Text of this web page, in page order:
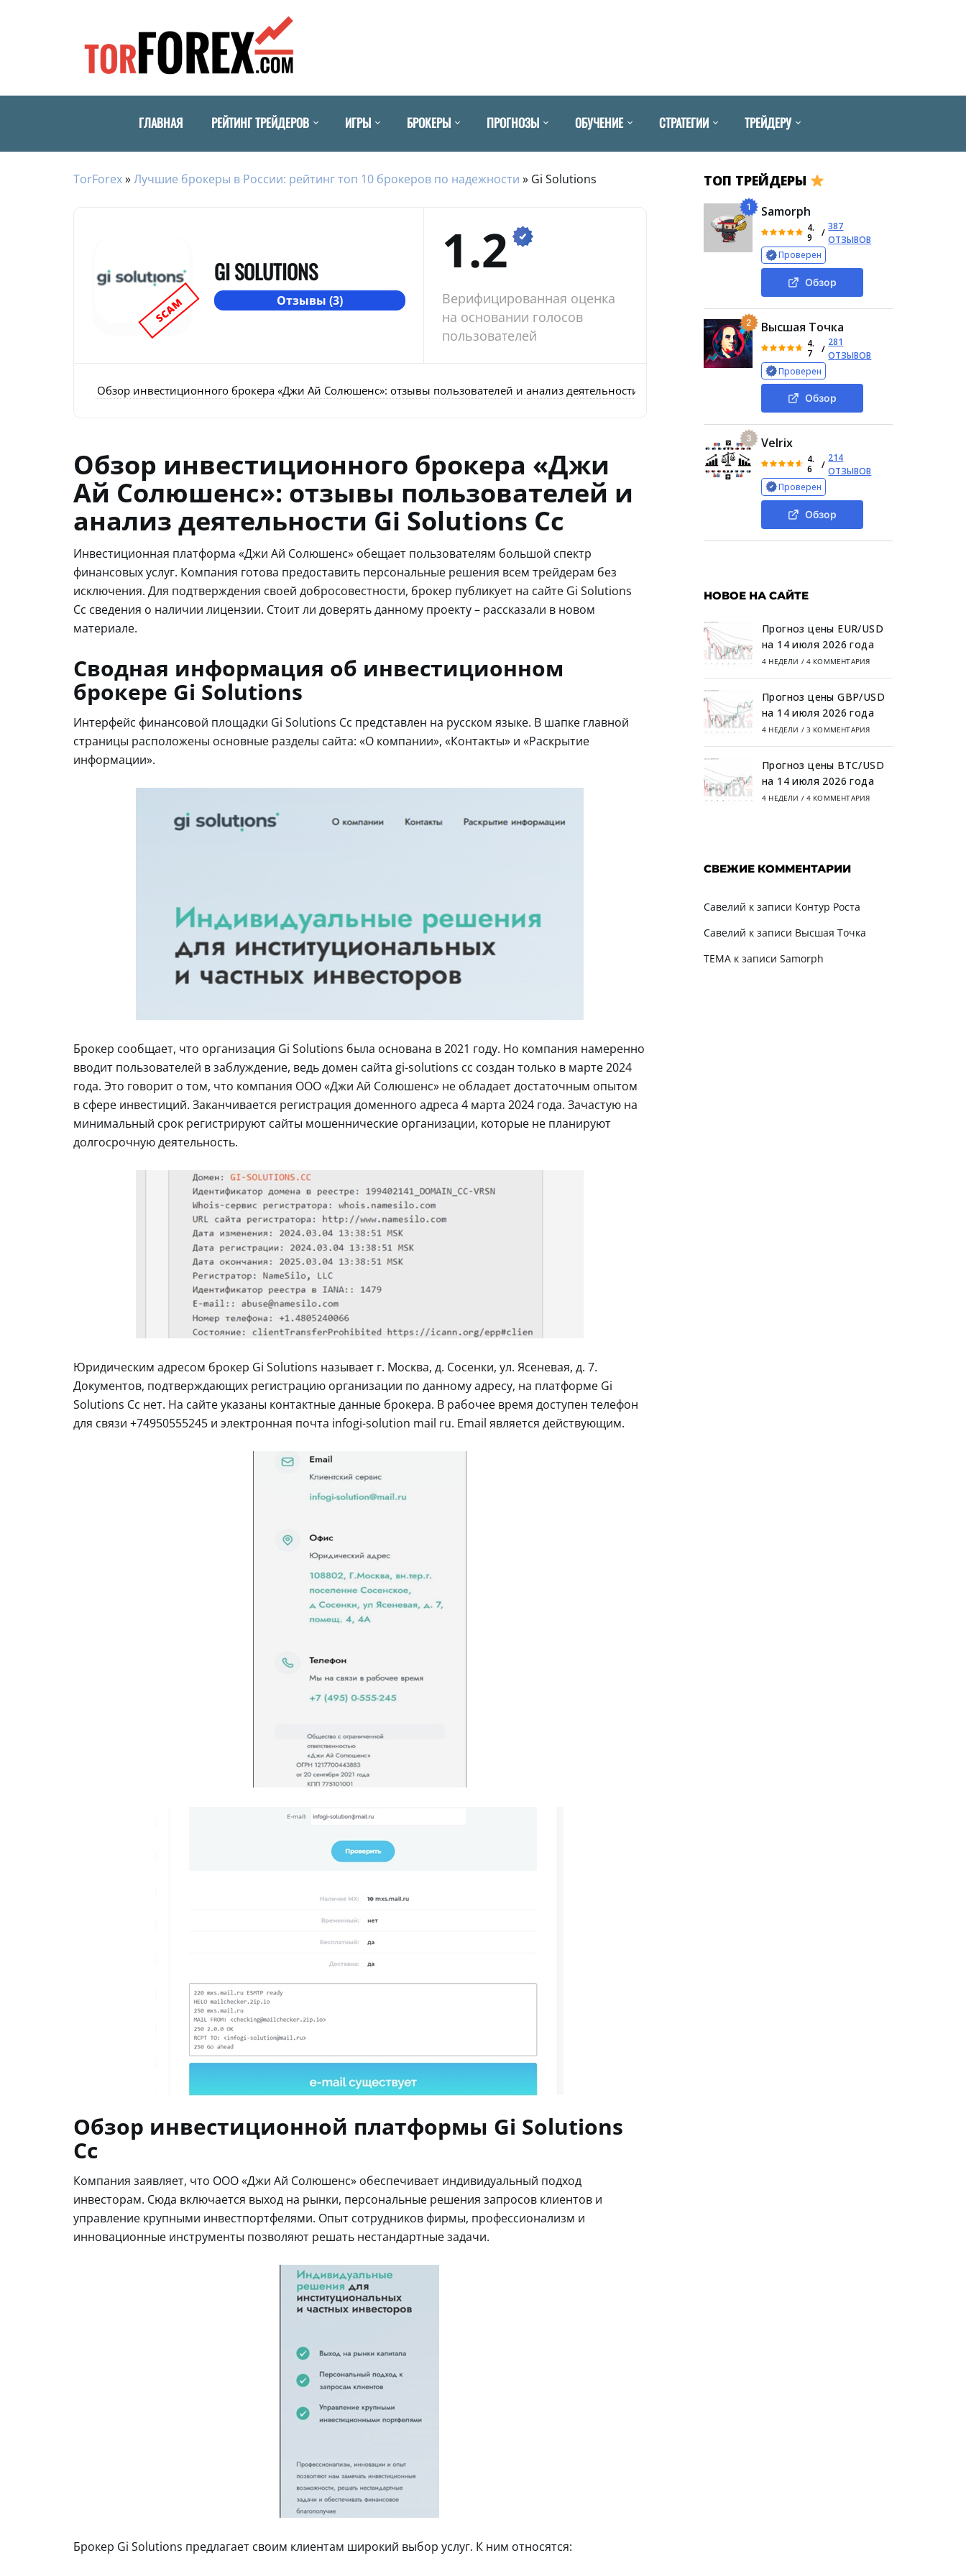
ГЛАВНАЯ РЕЙТИНГ ТРЕЙДЕРОВ ИГРЫ БРОКЕРЫ ПРОГНОЗЫ ОБУЧЕНИЕ СТРАТЕГИИ ТРЕЙДЕРУ
TorForex»Лучшие брокеры в России: рейтинг топ 10 брокеров по надежности » Gi Solutions
SCAM
GI SOLUTIONS
Отзывы (3)
1.2
Верифицированная оценка
на основании голосов
пользователей
Обзор инвестиционного брокера «Джи Ай Солюшенс»: отзывы пользователей и анализ деятельности Gi Solutions Cc Сводная информация об
Обзор инвестиционного брокера «Джи
Ай Солюшенс»: отзывы пользователей и
анализ деятельности Gi Solutions Cc
Инвестиционная платформа «Джи Ай Солюшенс» обещает пользователям большой спектр
финансовых услуг. Компания готова предоставить персональные решения всем трейдерам без
исключения. Для подтверждения своей добросовестности, брокер публикует на сайте Gi Solutions
Cc сведения о наличии лицензии. Стоит ли доверять данному проекту – рассказали в новом
материале.
Сводная информация об инвестиционном
брокере Gi Solutions
Интерфейс финансовой площадки Gi Solutions Cc представлен на русском языке. В шапке главной
страницы расположены основные разделы сайта: «О компании», «Контакты» и «Раскрытие
информации».
Брокер сообщает, что организация Gi Solutions была основана в 2021 году. Но компания намеренно
вводит пользователей в заблуждение, ведь домен сайта gi-solutions cc создан только в марте 2024
года. Это говорит о том, что компания ООО «Джи Ай Солюшенс» не обладает достаточным опытом
в сфере инвестиций. Заканчивается регистрация доменного адреса 4 марта 2024 года. Зачастую на
минимальный срок регистрируют сайты мошеннические организации, которые не планируют
долгосрочную деятельность.
Юридическим адресом брокер Gi Solutions называет г. Москва, д. Сосенки, ул. Ясеневая, д. 7.
Документов, подтверждающих регистрацию организации по данному адресу, на платформе Gi
Solutions Cc нет. На сайте указаны контактные данные брокера. В рабочее время доступен телефон
для связи +74950555245 и электронная почта infogi-solution mail ru. Email является действующим.
Обзор инвестиционной платформы Gi Solutions
Cc
Компания заявляет, что ООО «Джи Ай Солюшенс» обеспечивает индивидуальный подход
инвесторам. Сюда включается выход на рынки, персональные решения запросов клиентов и
управление крупными инвестпортфелями. Опыт сотрудников фирмы, профессионализм и
инновационные инструменты позволяют решать нестандартные задачи.
Брокер Gi Solutions предлагает своим клиентам широкий выбор услуг. К ним относятся:
ТОП ТРЕЙДЕРЫ
1 Samorph
4.
9
/
387
ОТЗЫВОВ
Проверен
Обзор
2 Высшая Точка
4.
7
/
281
ОТЗЫВОВ
Проверен
Обзор
3 Velrix
4.
6
/
214
ОТЗЫВОВ
Проверен
Обзор
НОВОЕ НА САЙТЕ
Прогноз цены EUR/USD
на 14 июля 2026 года
4 НЕДЕЛИ / 4 КОММЕНТАРИЯ
Прогноз цены GBP/USD
на 14 июля 2026 года
4 НЕДЕЛИ / 3 КОММЕНТАРИЯ
Прогноз цены BTC/USD
на 14 июля 2026 года
4 НЕДЕЛИ / 4 КОММЕНТАРИЯ
СВЕЖИЕ КОММЕНТАРИИ
Савелий к записи Контур Роста
Савелий к записи Высшая Точка
TEMAк записи Samorph